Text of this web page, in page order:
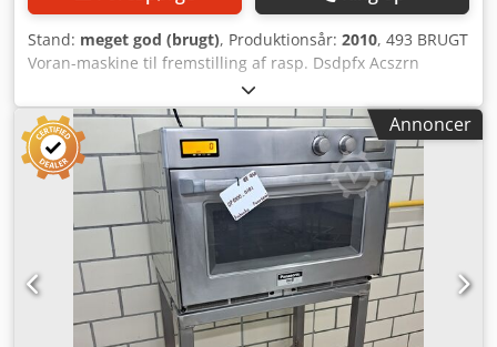
Stand: meget god (brugt), Produktionsår: 2010, 493 BRUGT
Voran-maskine til fremstilling af rasp. Dsdpfx Acszrn
Haspjck YDERMÅL (i cm): - bredde 60 - længde 70 - højde
153 TEKNISKE DATA: - produktionsår: 2010 - effekt: 5,5 kW -
strømforsyning: 400V 50Hz Den angivne pris er en
nettopris. Følgende muligheder er tilgængelige mod
betaling: transport af maskinen. VI TALER ENGELSK, TYSK,
FRANSK, RUSISK OG UKRAINSK.
Annoncer